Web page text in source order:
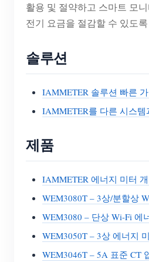
활용 및 절약하고 스마트 모
전기 요금을 절감할 수 있도
솔루션
IAMMETER 솔루션 빠른
IAMMETER를 다른 시스템
제품
IAMMETER 에너지 미터
WEM3080T – 3상/분할상
WEM3080 – 단상 Wi-Fi 에
WEM3050T – 3상 에너지
WEM3046T – 5A 표준 CT